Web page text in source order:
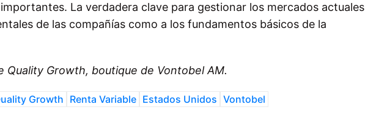
La verdadera clave para gestionar los mercados actuales
de las compañías como a los fundamentos básicos de la
Growth, boutique de Vontobel AM.
Growth Renta Variable Estados Unidos Vontobel